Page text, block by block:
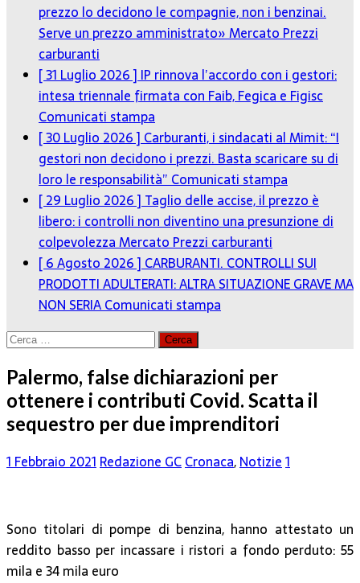
prezzo lo decidono le compagnie, non i benzinai.
Serve un prezzo amministrato»Mercato Prezzi
carburanti
[ 31 Luglio 2026 ]IP rinnova l’accordo con i gestori:
intesa triennale firmata con Faib, Fegica e Figisc
Comunicati stampa
[ 30 Luglio 2026 ]Carburanti, i sindacati al Mimit: “I
gestori non decidono i prezzi. Basta scaricare su di
loro le responsabilità”Comunicati stampa
[ 29 Luglio 2026 ]Taglio delle accise, il prezzo è
libero: i controlli non diventino una presunzione di
colpevolezzaMercato Prezzi carburanti
[ 6 Agosto 2026 ]CARBURANTI. CONTROLLI SUI
PRODOTTI ADULTERATI: ALTRA SITUAZIONE GRAVE MA
NON SERIAComunicati stampa
Ricerca
Palermo, false dichiarazioni per
ottenere i contributi Covid. Scatta il
sequestro per due imprenditori
1 Febbraio 2021 Redazione GCCronaca,Notizie1
Sono titolari di pompe di benzina, hanno attestato un
reddito basso per incassare i ristori a fondo perduto: 55
mila e 34 mila euro